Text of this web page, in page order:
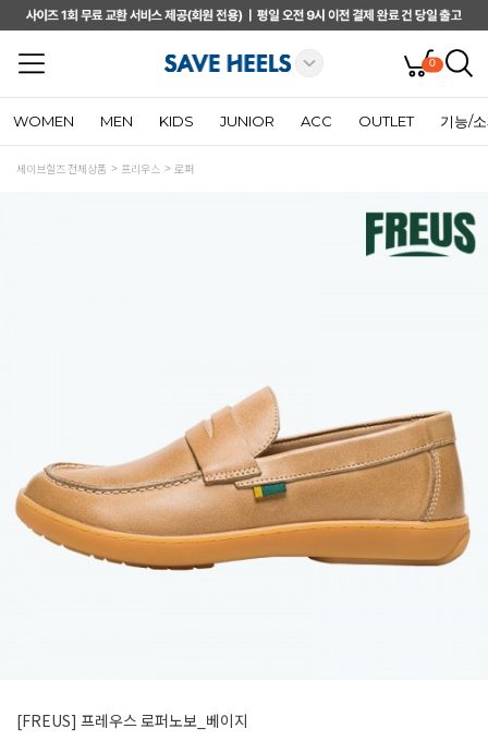
0
WOMEN MEN KIDS JUNIOR ACC OUTLET 기능/
세이브힐즈 전체상품 프리우스 로퍼
[FREUS] 프레우스 로퍼노보_베이지